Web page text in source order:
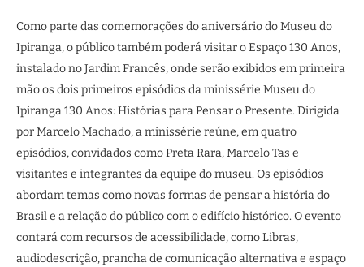
Como parte das comemorações do aniversário do Museu do
Ipiranga, o público também poderá visitar o Espaço 130 Anos,
instalado no Jardim Francês, onde serão exibidos em primeira
mão os dois primeiros episódios da minissérie Museu do
Ipiranga 130 Anos: Histórias para Pensar o Presente. Dirigida
por Marcelo Machado, a minissérie reúne, em quatro
episódios, convidados como Preta Rara, Marcelo Tas e
visitantes e integrantes da equipe do museu. Os episódios
abordam temas como novas formas de pensar a história do
Brasil e a relação do público com o edifício histórico. O evento
contará com recursos de acessibilidade, como Libras,
audiodescrição, prancha de comunicação alternativa e espaço